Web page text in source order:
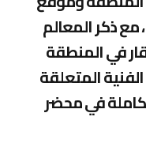
مع ذكر المعالم
في المنطقة
المتعلقة
كاملة في محضر